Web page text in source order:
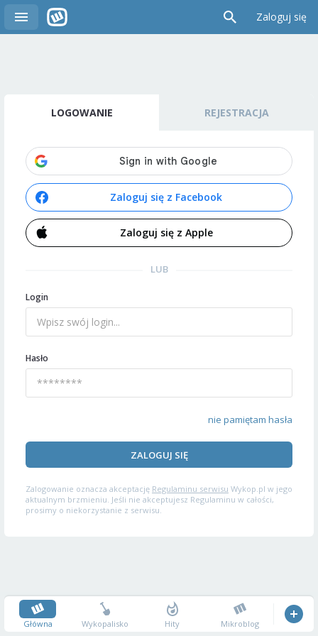
Zaloguj się
LOGOWANIE REJESTRACJA
Zaloguj się z Facebook
Zaloguj się z Apple
LUB
Login
Hasło
nie pamiętam hasła
ZALOGUJ SIĘ
Zalogowanie oznacza akceptację Regulaminu serwisu Wykop.pl w jego
aktualnym brzmieniu. Jeśli nie akceptujesz Regulaminu w całości,
prosimy o niekorzystanie z serwisu.
Główna Wykopalisko Hity Mikroblog